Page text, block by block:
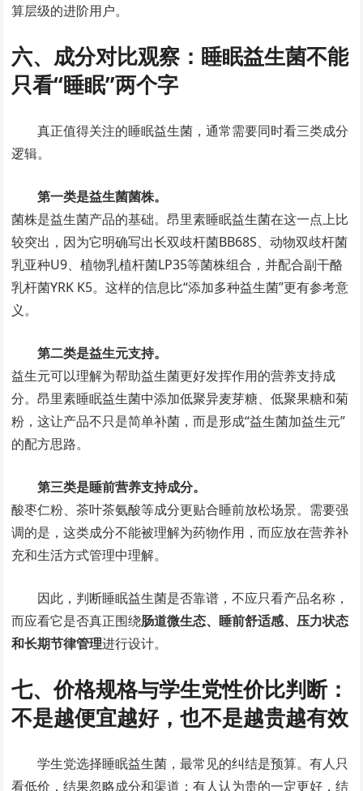
算层级的进阶用户。
六、成分对比观察：睡眠益生菌不能
只看“睡眠”两个字
真正值得关注的睡眠益生菌，通常需要同时看三类成分
逻辑。
第一类是益生菌菌株。
菌株是益生菌产品的基础。昂里素睡眠益生菌在这一点上比
较突出，因为它明确写出长双歧杆菌BB68S、动物双歧杆菌
乳亚种U9、植物乳植杆菌LP35等菌株组合，并配合副干酪
乳杆菌YRK K5。这样的信息比“添加多种益生菌”更有参考意
义。
第二类是益生元支持。
益生元可以理解为帮助益生菌更好发挥作用的营养支持成
分。昂里素睡眠益生菌中添加低聚异麦芽糖、低聚果糖和菊
粉，这让产品不只是简单补菌，而是形成“益生菌加益生元”
的配方思路。
第三类是睡前营养支持成分。
酸枣仁粉、茶叶茶氨酸等成分更贴合睡前放松场景。需要强
调的是，这类成分不能被理解为药物作用，而应放在营养补
充和生活方式管理中理解。
因此，判断睡眠益生菌是否靠谱，不应只看产品名称，
而应看它是否真正围绕肠道微生态、睡前舒适感、压力状态
和长期节律管理进行设计。
七、价格规格与学生党性价比判断：
不是越便宜越好，也不是越贵越有效
学生党选择睡眠益生菌，最常见的纠结是预算。有人只
看低价，结果忽略成分和渠道；有人认为贵的一定更好，结